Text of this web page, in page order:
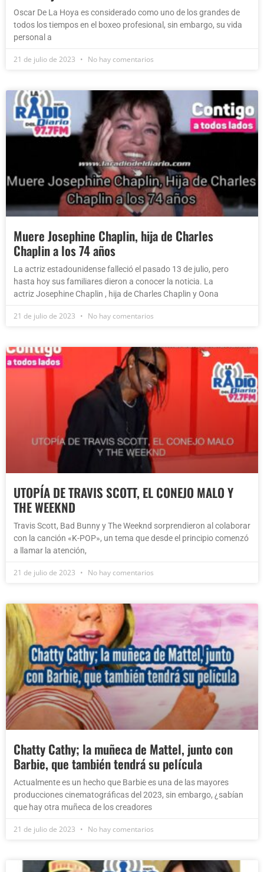
Oscar De La Hoya es considerado como uno de los grandes de
todos los tiempos en el boxeo profesional, sin embargo, su vida
personal a
21 de julio de 2023 No hay comentarios
Muere Josephine Chaplin, hija de Charles
Chaplin a los 74 años
La actriz estadounidense falleció el pasado 13 de julio, pero
hasta hoy sus familiares dieron a conocer la noticia. La
actriz Josephine Chaplin , hija de Charles Chaplin y Oona
21 de julio de 2023 No hay comentarios
UTOPÍA DE TRAVIS SCOTT, EL CONEJO MALO Y
THE WEEKND
Travis Scott, Bad Bunny y The Weeknd sorprendieron al colaborar
con la canción «K-POP», un tema que desde el principio comenzó
a llamar la atención,
21 de julio de 2023 No hay comentarios
Chatty Cathy; la muñeca de Mattel, junto con
Barbie, que también tendrá su película
Actualmente es un hecho que Barbie es una de las mayores
producciones cinematográficas del 2023, sin embargo, ¿sabían
que hay otra muñeca de los creadores
21 de julio de 2023 No hay comentarios